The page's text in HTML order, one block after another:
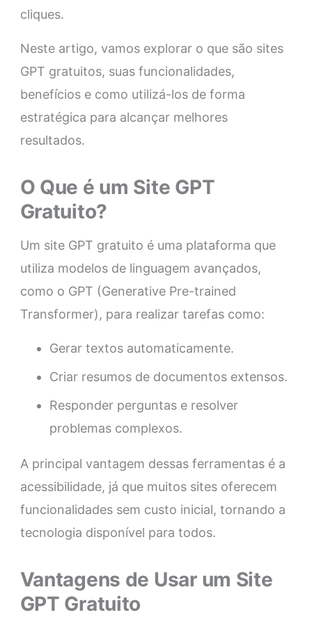
cliques.
Neste artigo, vamos explorar o que são sites
GPT gratuitos, suas funcionalidades,
benefícios e como utilizá-los de forma
estratégica para alcançar melhores
resultados.
O Que é um Site GPT
Gratuito?
Um site GPT gratuito é uma plataforma que
utiliza modelos de linguagem avançados,
como o GPT (Generative Pre-trained
Transformer), para realizar tarefas como:
Gerar textos automaticamente.
Criar resumos de documentos extensos.
Responder perguntas e resolver
problemas complexos.
A principal vantagem dessas ferramentas é a
acessibilidade, já que muitos sites oferecem
funcionalidades sem custo inicial, tornando a
tecnologia disponível para todos.
Vantagens de Usar um Site
GPT Gratuito